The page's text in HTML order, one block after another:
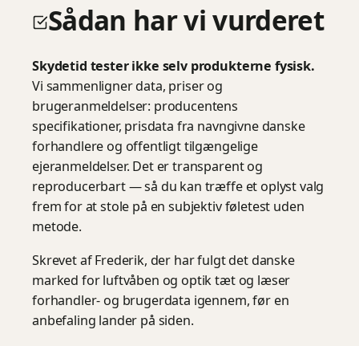
Sådan har vi vurderet
Skydetid tester ikke selv produkterne fysisk.
Vi sammenligner data, priser og
brugeranmeldelser: producentens
specifikationer, prisdata fra navngivne danske
forhandlere og offentligt tilgængelige
ejeranmeldelser. Det er transparent og
reproducerbart — så du kan træffe et oplyst valg
frem for at stole på en subjektiv føletest uden
metode.
Skrevet af Frederik, der har fulgt det danske
marked for luftvåben og optik tæt og læser
forhandler- og brugerdata igennem, før en
anbefaling lander på siden.